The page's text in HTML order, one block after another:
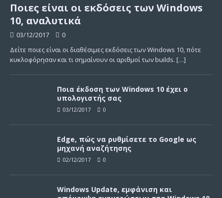
Ποιες είναι οι εκδόσεις των Windows
10, αναλυτικά
03/12/2017
0
Δείτε ποιες είναι οι διαθέσιμες εκδόσεις των Windows 10, πότε
κυκλοφόρησαν και τι σημαίνουν οι αριθμοί των builds. […]
Ποια έκδοση των Windows 10 έχει ο
υπολογιστής σας
03/12/2017 0
Edge, πώς να ρυθμίσετε το Google ως
μηχανή αναζήτησης
02/12/2017 0
Windows Update, εμφάνιση και